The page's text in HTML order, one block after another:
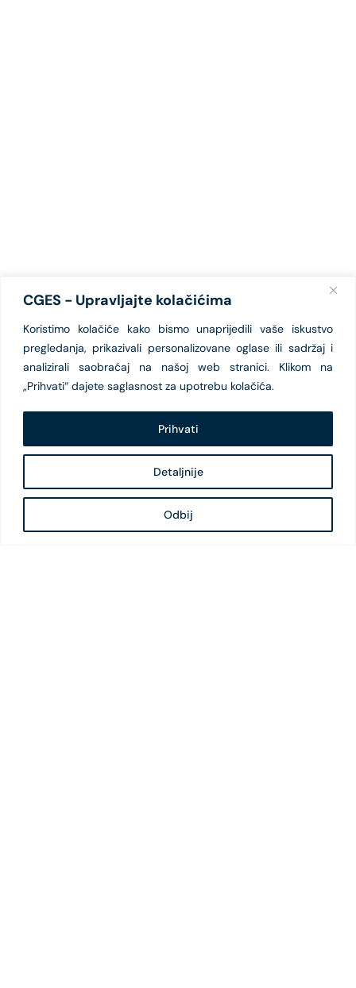
CGES - Upravljajte kolačićima
Koristimo kolačiće kako bismo unaprijedili vaše iskustvo
pregledanja, prikazivali personalizovane oglase ili sadržaj i
analizirali saobraćaj na našoj web stranici. Klikom na
„Prihvati“ dajete saglasnost za upotrebu kolačića.
Detaljnije
Odbij
Prihvati